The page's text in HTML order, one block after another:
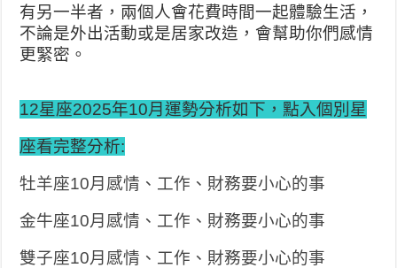
有另一半者，兩個人會花費時間一起體驗生活，
不論是外出活動或是居家改造，會幫助你們感情
更緊密。
12星座2025年10月運勢分析如下，點入個別星
座看完整分析:
牡羊座10月感情、工作、財務要小心的事
金牛座10月感情、工作、財務要小心的事
雙子座10月感情、工作、財務要小心的事